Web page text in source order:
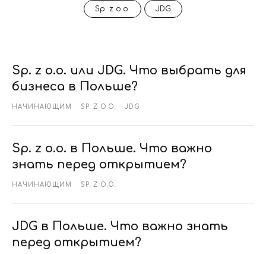
Sp. z o.o. JDG
Sp. z o.o. или JDG. Что выбрать для
бизнеса в Польше?
НАЧИНАЮЩИМ SP. Z O.O. JDG
Sp. z o.o. в Польше. Что важно
знать перед открытием?
НАЧИНАЮЩИМ SP. Z O.O.
JDG в Польше. Что важно знать
перед открытием?